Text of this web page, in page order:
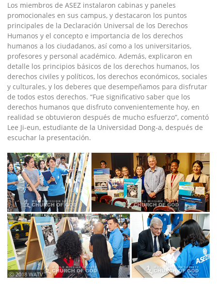
Los miembros de ASEZ instalaron cabinas y paneles
promocionales en sus campus, y destacaron los puntos
principales de la Declaración Universal de los Derechos
Humanos y el concepto e importancia de los derechos
humanos a los ciudadanos, así como a los universitarios,
profesores y personal académico. Además, explicaron en
detalle los principios básicos de los derechos humanos, los
derechos civiles y políticos, los derechos económicos, sociales
y culturales, y los deberes que desempeñamos para disfrutar
de todos estos derechos. “Fue significativo saber que los
derechos humanos que disfruto convenientemente hoy, en
realidad se obtuvieron después de mucho esfuerzo”, comentó
Lee Ji-eun, estudiante de la Universidad Dong-a, después de
escuchar la presentación.
ⓒ 2018 WATV